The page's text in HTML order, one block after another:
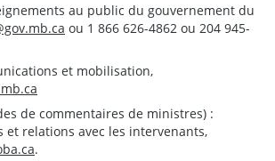
au public du gouvernement du
ou 1 866 626-4862 ou 204 945-
et mobilisation,
de commentaires de ministres) :
et relations avec les intervenants,
.